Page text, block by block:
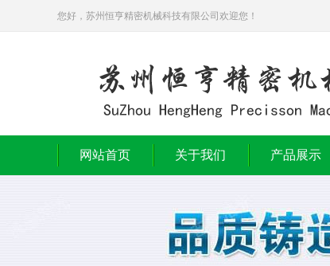
您好，苏州恒亨精密机械科技有限公司欢迎您！
网站首页 关于我们 产品展示